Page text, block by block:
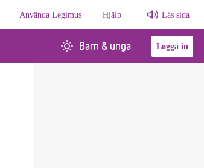
Använda Legimus Hjälp Läs sida
Barn & unga Logga in